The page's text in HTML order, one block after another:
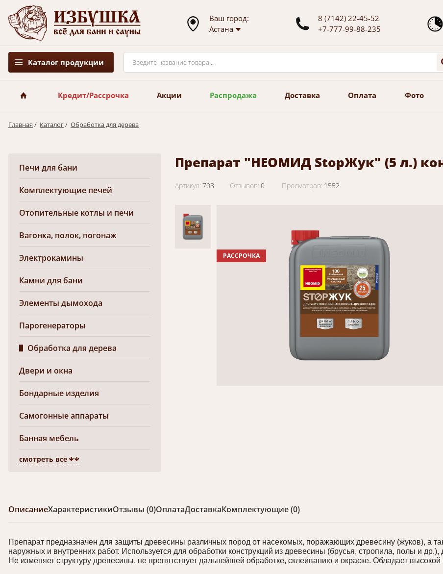
Ваш город:
Астана
8 (7142) 22-45-52
+7-777-99-88-235
Каталог продукции
Кредит/Рассрочка Акции Распродажа Доставка Оплата Фото
Главная / Каталог/ Обработка для дерева
Печи для бани
Комплектующие печей
Отопительные котлы и печи
Вагонка, полок, погонаж
Электрокамины
Камни для бани
Элементы дымохода
Парогенераторы
Обработка для дерева
Двери и окна
Бондарные изделия
Самогонные аппараты
Банная мебель
смотреть все
Препарат "НЕОМИД StopЖук" (5 л.)
Артикул: 708 Отзывов: 0 Просмотров: 1552
РАССРОЧКА
ОписаниеХарактеристикиОтзывы (0)ОплатаДоставкаКомплектующие (0)
Препарат предназначен для защиты древесины различных пород от насекомых, поражающих древесину (жуков), а
наружных и внутренних работ. Используется для обработки конструкций из древесины (брусья, стропила, полы и
Не изменяет структуру древесины, не препятствует дальнейшей обработке, склеиванию и окраске. Обладает